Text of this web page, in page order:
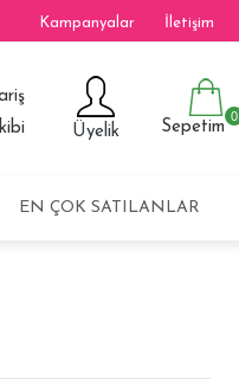
Kampanyalar İletişim
Üyelik Sepetim
0
EN ÇOK SATILANLAR